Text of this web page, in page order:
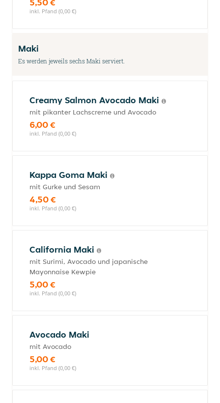
inkl. Pfand (0,00 €)
Maki
Es werden jeweils sechs Maki serviert.
Creamy Salmon Avocado Maki
mit pikanter Lachscreme und Avocado
6,00 €
inkl. Pfand (0,00 €)
Kappa Goma Maki
mit Gurke und Sesam
4,50 €
inkl. Pfand (0,00 €)
California Maki
mit Surimi, Avocado und japanische
Mayonnaise Kewpie
5,00 €
inkl. Pfand (0,00 €)
Avocado Maki
mit Avocado
5,00 €
inkl. Pfand (0,00 €)